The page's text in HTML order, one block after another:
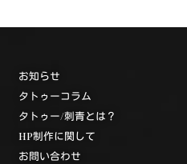
お知らせ
タトゥーコラム
タトゥー/刺青とは？
HP制作に関して
お問い合わせ